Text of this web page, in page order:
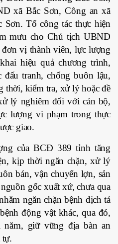
xã Bắc Sơn, Công an xã
Sơn. Tổ công tác thực hiện
mưu cho Chủ tịch UBND
vị thành viên, lực lượng
hiệu quả chương trình,
đấu tranh, chống buôn lậu,
thời, kiểm tra, xử lý hoặc đề
lý nghiêm đối với cán bộ,
lượng vi phạm trong thực
giao.
của BCĐ 389 tỉnh tăng
kịp thời ngăn chặn, xử lý
bán, vận chuyển lợn, sản
gốc xuất xứ, chưa qua
ngăn chặn bệnh dịch tả
động vật khác, qua đó,
giữ vững địa bàn an
tự.